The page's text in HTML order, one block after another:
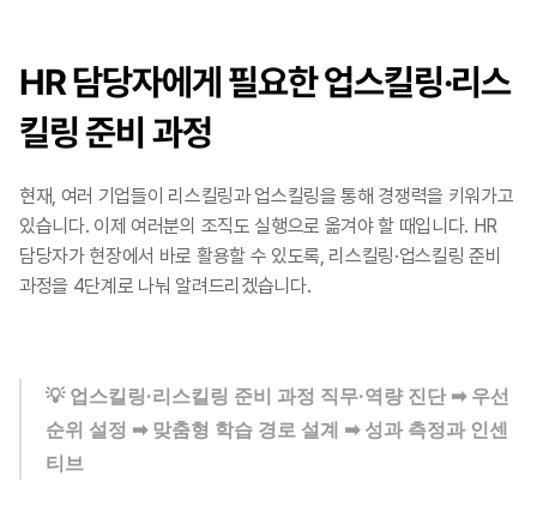
HR 담당자에게 필요한 업스킬링·리스
킬링 준비 과정
현재, 여러 기업들이 리스킬링과 업스킬링을 통해 경쟁력을 키워가고
있습니다. 이제 여러분의 조직도 실행으로 옮겨야 할 때입니다. HR
담당자가 현장에서 바로 활용할 수 있도록, 리스킬링·업스킬링 준비
과정을 4단계로 나눠 알려드리겠습니다. ​
💡 업스킬링·리스킬링 준비 과정 직무·역량 진단 ➡︎ 우선
순위 설정 ➡︎ 맞춤형 학습 경로 설계 ➡︎ 성과 측정과 인센
티브